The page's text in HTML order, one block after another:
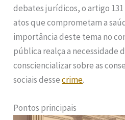
debates jurídicos, o artigo
atos que comprometam a
importância deste tema no
pública realça a necessidade
consciencializar sobre as
sociais dessecrime.
Pontos principais